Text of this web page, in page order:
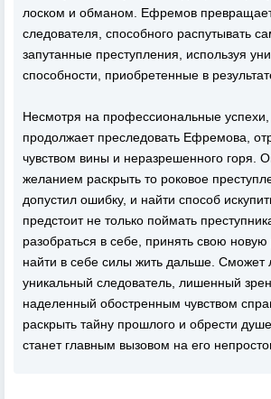
лоском и обманом. Ефремов
следователя, способного распутывать
запутанные преступления, используя
способности, приобретенные в
Несмотря на профессиональные
продолжает преследовать Ефремова,
чувством вины и неразрешенного горя.
желанием раскрыть то роковое
допустил ошибку, и найти способ
предстоит не только поймать
разобраться в себе, принять свою новую
найти в себе силы жить дальше. Сможет
уникальный следователь, лишенный
наделенный обостренным чувством
раскрыть тайну прошлого и обрести
станет главным вызовом на его